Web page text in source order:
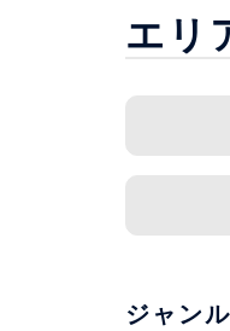
エリ
ジャンル